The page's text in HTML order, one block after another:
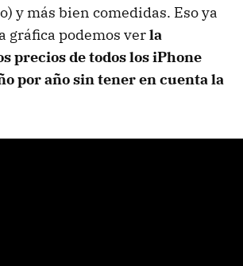
y más bien comedidas. Eso ya
gráfica podemos verla
precios de todos los iPhone
por año sin tener en cuenta la